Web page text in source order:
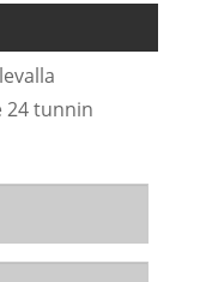
24 tunnin